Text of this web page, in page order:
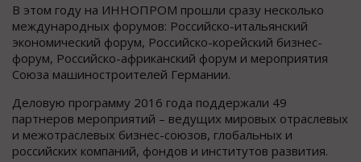
В этом году на ИННОПРОМ прошли сразу несколько
международных форумов: Российско-итальянский
экономический форум, Российско-корейский бизнес-
форум, Российско-африканский форум и мероприятия
Союза машиностроителей Германии.
Деловую программу 2016 года поддержали 49
партнеров мероприятий – ведущих мировых отраслевых
и межотраслевых бизнес-союзов, глобальных и
российских компаний, фондов и институтов развития.